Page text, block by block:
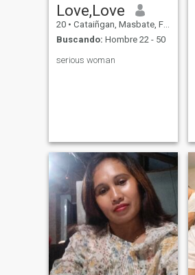
Love,Love
20 • Cataiñgan, Masbate, Filipinas
Buscando: Hombre 22 - 50
serious woman